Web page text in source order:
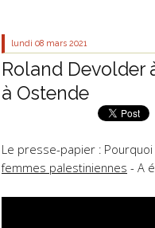
lundi 08 mars 2021
Roland Devolder
à Ostende
Le presse-papier : Pourquoi
femmes palestiniennes - A